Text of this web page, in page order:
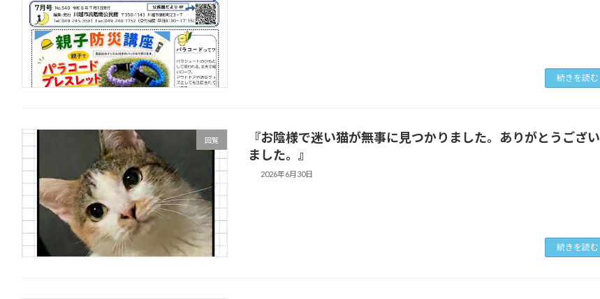
続きを読む
回覧
『お陰様で迷い猫が無事に見つかりました。ありがとうござい
ました。』
2026年6月30日
続きを読む